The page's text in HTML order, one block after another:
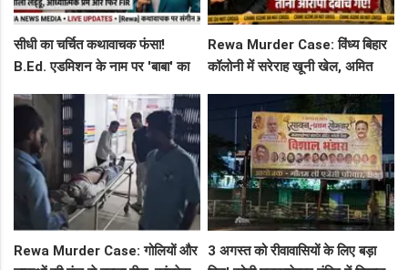
सीधी का चर्चित कथावाचक फंसा!
B.Ed. एडमिशन के नाम पर 'बाबा' का
और फिर FIR
Rewa Murder Case: विंध्य बिहार
कॉलोनी में सरेराह खूनी खेल, अमित
Rewa Murder Case: गोलियों और
3 अगस्त को रीवावासियों के लिए बड़ा